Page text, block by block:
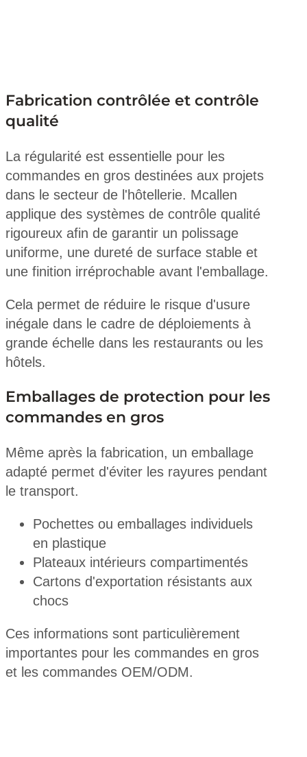
Fabrication contrôlée et contrôle
qualité
La régularité est essentielle pour les
commandes en gros destinées aux projets
dans le secteur de l'hôtellerie. Mcallen
applique des systèmes de contrôle qualité
rigoureux afin de garantir un polissage
uniforme, une dureté de surface stable et
une finition irréprochable avant l'emballage.
Cela permet de réduire le risque d'usure
inégale dans le cadre de déploiements à
grande échelle dans les restaurants ou les
hôtels.
Emballages de protection pour les
commandes en gros
Même après la fabrication, un emballage
adapté permet d'éviter les rayures pendant
le transport.
Pochettes ou emballages individuels
en plastique
Plateaux intérieurs compartimentés
Cartons d'exportation résistants aux
chocs
Ces informations sont particulièrement
importantes pour les commandes en gros
et les commandes OEM/ODM.